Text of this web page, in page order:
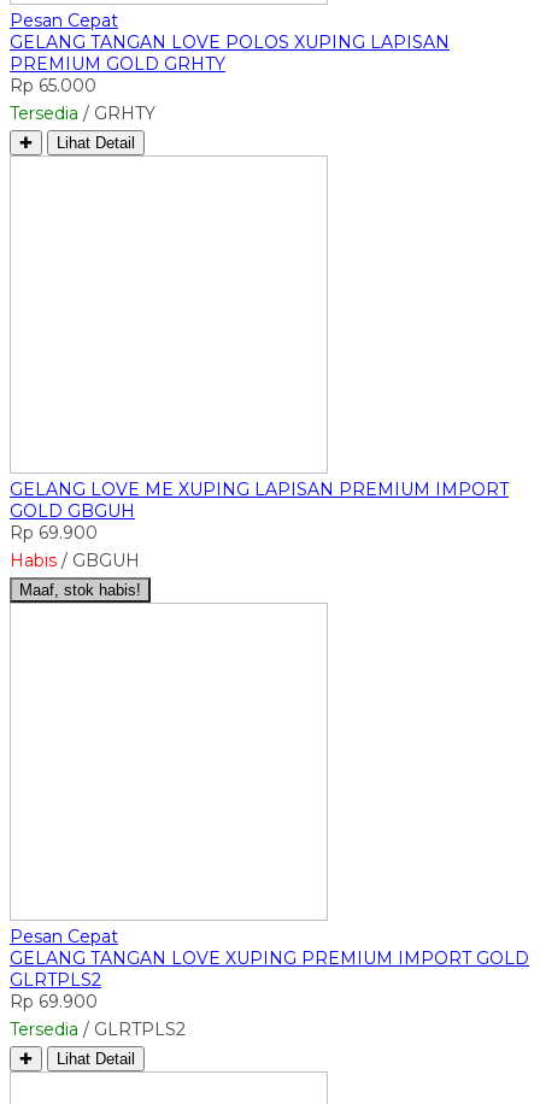
Pesan Cepat
GELANG TANGAN LOVE POLOS XUPING LAPISAN
PREMIUM GOLD GRHTY
Rp 65.000
Tersedia / GRHTY
✚ Lihat Detail
GELANG LOVE ME XUPING LAPISAN PREMIUM IMPORT
GOLD GBGUH
Rp 69.900
Habis / GBGUH
Maaf, stok habis!
Pesan Cepat
GELANG TANGAN LOVE XUPING PREMIUM IMPORT GOLD
GLRTPLS2
Rp 69.900
Tersedia / GLRTPLS2
✚ Lihat Detail